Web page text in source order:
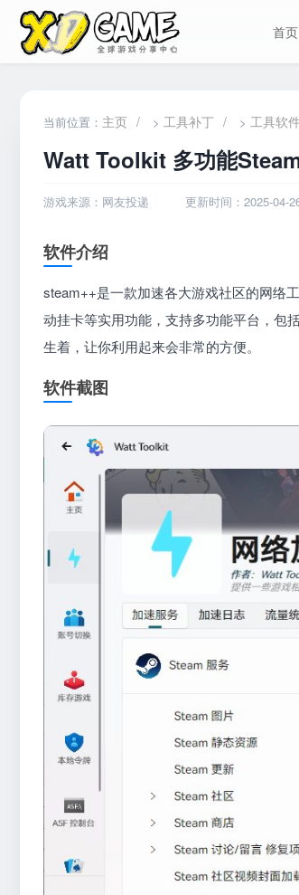
首页
当前位置： 主页 / > 工具补丁 / > 工具软
Watt Toolkit 多功能
游戏来源：网友投递 更新时间：2025-04-
软件介绍
steam++是一款加速各大游戏社区的网络
动挂卡等实用功能，支持多功能平台，包
生着，让你利用起来会非常的方便。
软件截图